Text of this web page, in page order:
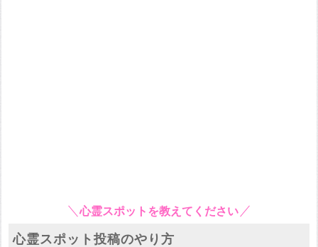
心霊スポットを教えてください
心霊スポット投稿のやり方